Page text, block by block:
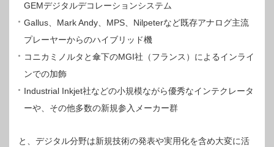
GEMデジタルデコレーションシステム
Gallus、Mark Andy、MPS、Nilpeterなど既存アナログ主流
プレーヤーからのハイブリッド機
コニカミノルタと傘下のMGI社（フランス）によるインライ
ンでの加飾
Industrial Inkjet社などの小規模ながら優秀なインテクレータ
ーや、その他多数の新規参入メーカー群
と、デジタル分野は新規技術の発表や実用化を含め大変に活